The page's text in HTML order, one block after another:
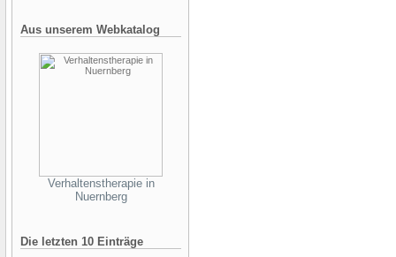
Aus unserem Webkatalog
Verhaltenstherapie in
Nuernberg
Die letzten 10 Einträge